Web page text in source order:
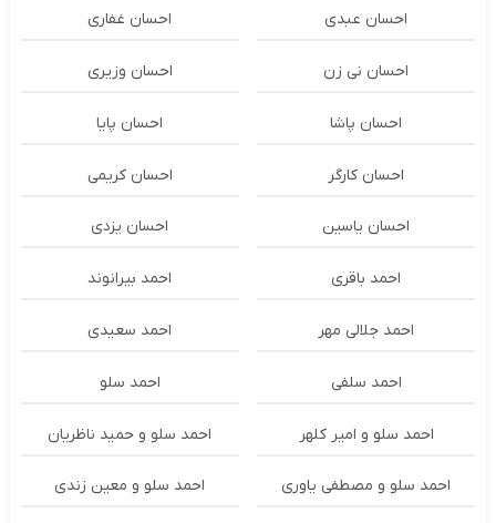
احسان عبدی احسان غفاری
احسان نی زن احسان وزیری
احسان پاشا احسان پایا
احسان کارگر احسان کریمی
احسان یاسین احسان یزدی
احمد باقری احمد بیرانوند
احمد جلالی مهر احمد سعیدی
احمد سلفی احمد سلو
احمد سلو و امیر کلهر احمد سلو و حمید ناظریان
احمد سلو و مصطفی یاوری احمد سلو و معین زندی